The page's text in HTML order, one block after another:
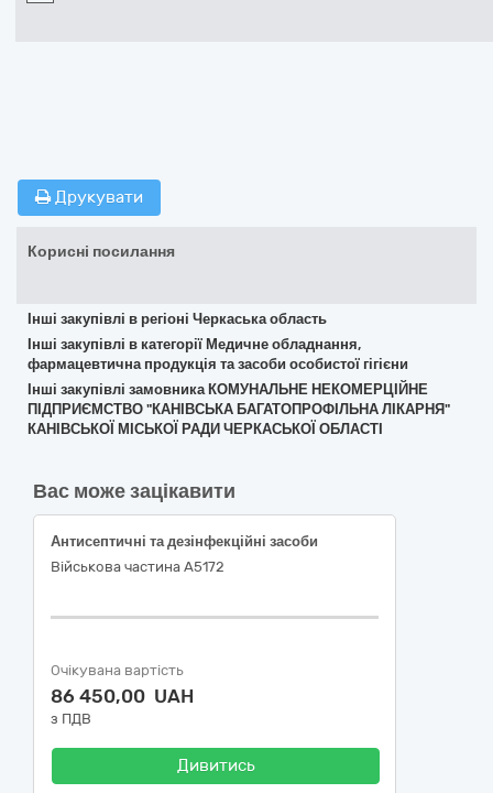
Друкувати
Корисні посилання
Інші закупівлі в регіоні Черкаська область
Інші закупівлі в категорії Медичне обладнання,
фармацевтична продукція та засоби особистої гігієни
Інші закупівлі замовника КОМУНАЛЬНЕ НЕКОМЕРЦІЙНЕ
ПІДПРИЄМСТВО "КАНІВСЬКА БАГАТОПРОФІЛЬНА ЛІКАРНЯ"
КАНІВСЬКОЇ МІСЬКОЇ РАДИ ЧЕРКАСЬКОЇ ОБЛАСТІ
Вас може зацікавити
Антисептичні та дезінфекційні засоби
Військова частина А5172
Очікувана вартість
86 450,00 UAH
з ПДВ
Дивитись